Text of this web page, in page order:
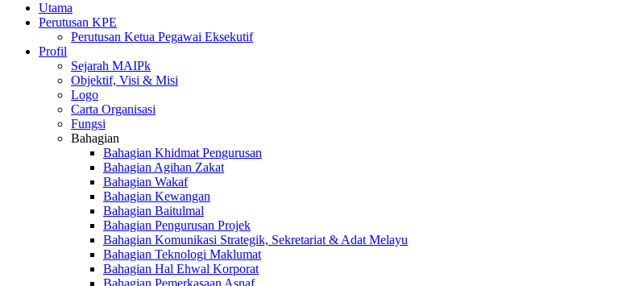
Utama
Perutusan KPE
Perutusan Ketua Pegawai Eksekutif
Profil
Sejarah MAIPk
Objektif, Visi & Misi
Logo
Carta Organisasi
Fungsi
Bahagian
Bahagian Khidmat Pengurusan
Bahagian Agihan Zakat
Bahagian Wakaf
Bahagian Kewangan
Bahagian Baitulmal
Bahagian Pengurusan Projek
Bahagian Komunikasi Strategik, Sekretariat & Adat Melayu
Bahagian Teknologi Maklumat
Bahagian Hal Ehwal Korporat
Bahagian Pemerkasaan Asnaf